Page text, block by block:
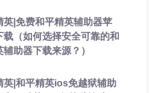
英|免费和平精英辅助器苹
载（如何选择安全可靠的和
辅助器下载来源？）
英|和平精英ios免越狱辅助